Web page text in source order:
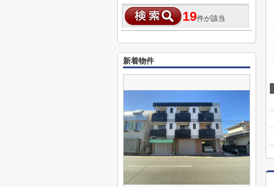
19件が該当
新着物件